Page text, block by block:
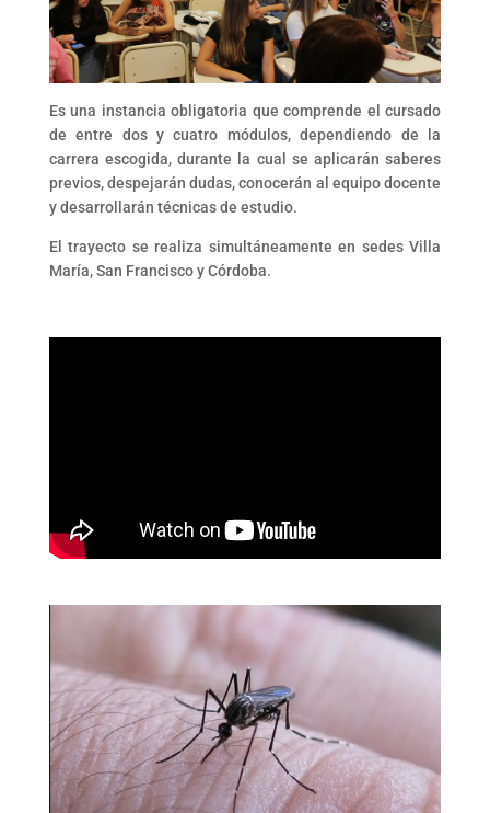
Es una instancia obligatoria que comprende el cursado
de entre dos y cuatro módulos, dependiendo de la
carrera escogida, durante la cual se aplicarán saberes
previos, despejarán dudas, conocerán al equipo docente
y desarrollarán técnicas de estudio.
El trayecto se realiza simultáneamente en sedes Villa
María, San Francisco y Córdoba.